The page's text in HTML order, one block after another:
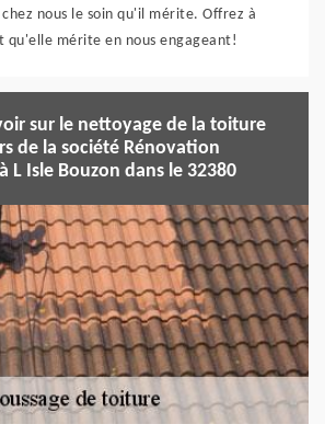
nous le soin qu'il mérite. Offrez à
qu'elle mérite en nous engageant!
sur le nettoyage de la toiture
de la société Rénovation
L Isle Bouzon dans le 32380